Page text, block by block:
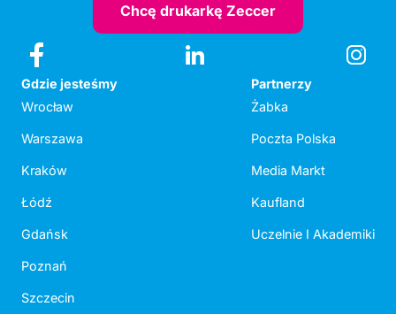
Chcę drukarkę Zeccer
Gdzie jesteśmy
Wrocław
Warszawa
Kraków
Łódź
Gdańsk
Poznań
Szczecin
Partnerzy
Żabka
Poczta Polska
Media Markt
Kaufland
Uczelnie I Akademiki